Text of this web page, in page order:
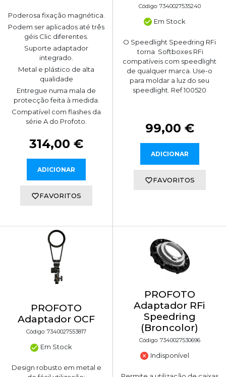
Poderosa fixação magnética.
Podem ser aplicados até três
géis Clic diferentes.
Suporte adaptador
integrado.
Metal e plástico de alta
qualidade
Entregue numa mala de
protecção feita à medida.
Compatível com flashes da
série A do Profoto.
314,00 €
ADICIONAR
FAVORITOS
Código: 7340027535240
Em Stock
O Speedlight Speedring RFi
torna Softboxes RFi
compatíveis com speedlight
de qualquer marca. Use-o
para moldar a luz do seu
speedlight. Ref 100520
99,00 €
ADICIONAR
FAVORITOS
PROFOTO
Adaptador OCF
Código: 7340027553817
Em Stock
Design robusto em metal e
PROFOTO
Adaptador RFi
Speedring
(Broncolor)
Código: 7340027530696
Indisponível